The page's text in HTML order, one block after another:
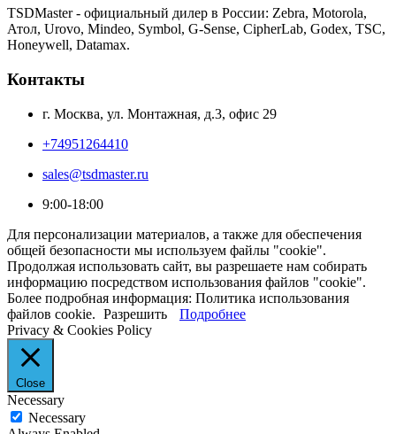
TSDMaster - официальный дилер в России: Zebra, Motorola,
Атол, Urovo, Mindeo, Symbol, G-Sense, CipherLab, Godex, TSC,
Honeywell, Datamax.
Контакты
г. Москва, ул. Монтажная, д.3, офис 29
+74951264410
sales@tsdmaster.ru
9:00-18:00
Для персонализации материалов, а также для обеспечения
общей безопасности мы используем файлы "cookie".
Продолжая использовать сайт, вы разрешаете нам собирать
информацию посредством использования файлов "cookie".
Более подробная информация: Политика использования
файлов cookie. Разрешить
Подробнее
Privacy & Cookies Policy
Close
Necessary
Necessary